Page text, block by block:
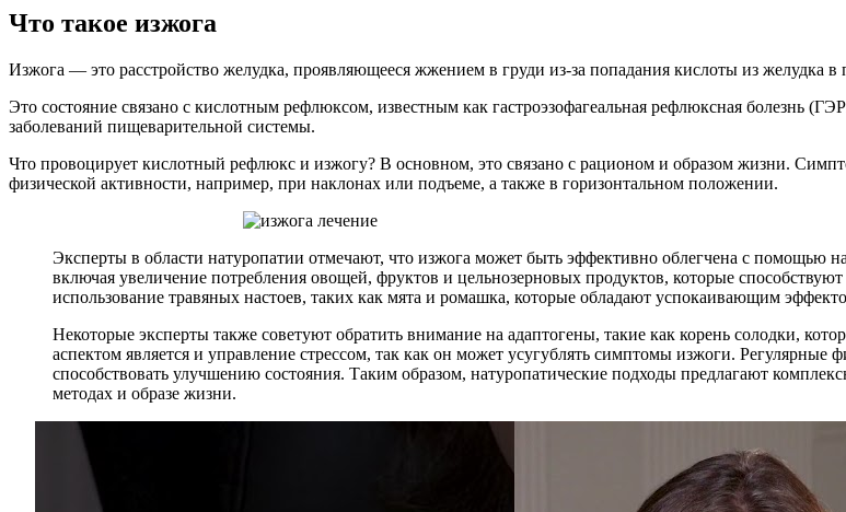
Что такое изжога
Изжога — это расстройство желудка, проявляющееся жжением в груди из-за попадания кислоты из желудка в
Это состояние связано с кислотным рефлюксом, известным как гастроэзофагеальная рефлюксная болезнь
заболеваний пищеварительной системы.
Что провоцирует кислотный рефлюкс и изжогу? В основном, это связано с рационом и образом жизни.
физической активности, например, при наклонах или подъеме, а также в горизонтальном положении.
Эксперты в области натуропатии отмечают, что изжога может быть эффективно облегчена с помощью
включая увеличение потребления овощей, фруктов и цельнозерновых продуктов, которые
использование травяных настоев, таких как мята и ромашка, которые обладают успокаивающим
Некоторые эксперты также советуют обратить внимание на адаптогены, такие как корень солодки,
аспектом является и управление стрессом, так как он может усугублять симптомы изжоги.
способствовать улучшению состояния. Таким образом, натуропатические подходы предлагают
методах и образе жизни.